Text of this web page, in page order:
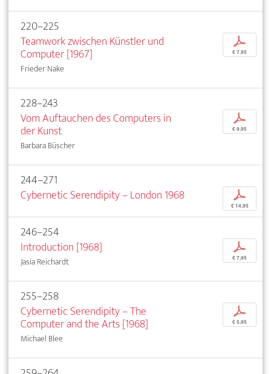
220–225
Teamwork zwischen Künstler und
Computer [1967]
Frieder Nake
p
€ 7,95
228–243
Vom Auftauchen des Computers in
der Kunst
Barbara Büscher
p
€ 9,95
244–271
Cybernetic Serendipity – London 1968
p
€ 14,95
246–254
Introduction [1968]
Jasia Reichardt
p
€ 7,95
255–258
Cybernetic Serendipity – The
Computer and the Arts [1968]
Michael Blee
p
€ 5,95